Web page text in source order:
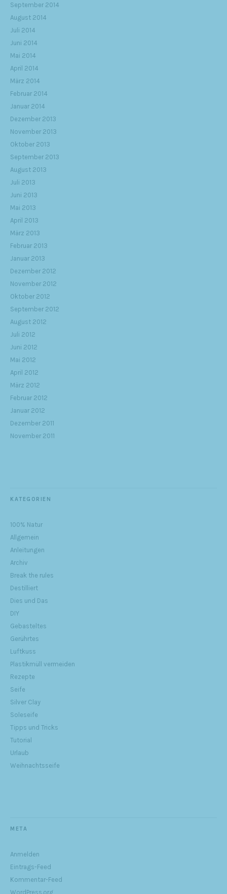
September 2014
August 2014
Juli 2014
Juni 2014
Mai 2014
April 2014
März 2014
Februar 2014
Januar 2014
Dezember 2013
November 2013
Oktober 2013
September 2013
August 2013
Juli 2013
Juni 2013
Mai 2013
April 2013
März 2013
Februar 2013
Januar 2013
Dezember 2012
November 2012
Oktober 2012
September 2012
August 2012
Juli 2012
Juni 2012
Mai 2012
April 2012
März 2012
Februar 2012
Januar 2012
Dezember 2011
November 2011
KATEGORIEN
100% Natur
Allgemein
Anleitungen
Archiv
Break the rules
Destilliert
Dies und Das
DIY
Gebasteltes
Gerührtes
Luftkuss
Plastikmüll vermeiden
Rezepte
Seife
Silver Clay
Soleseife
Tipps und Tricks
Tutorial
Urlaub
Weihnachtsseife
META
Anmelden
Eintrags-Feed
Kommentar-Feed
WordPress.org